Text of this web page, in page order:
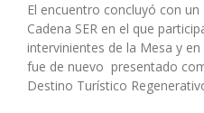
El encuentro concluyó con
Cadena SER en el que
intervinientes de la Mesa y
fue de nuevo presentado
Destino Turístico